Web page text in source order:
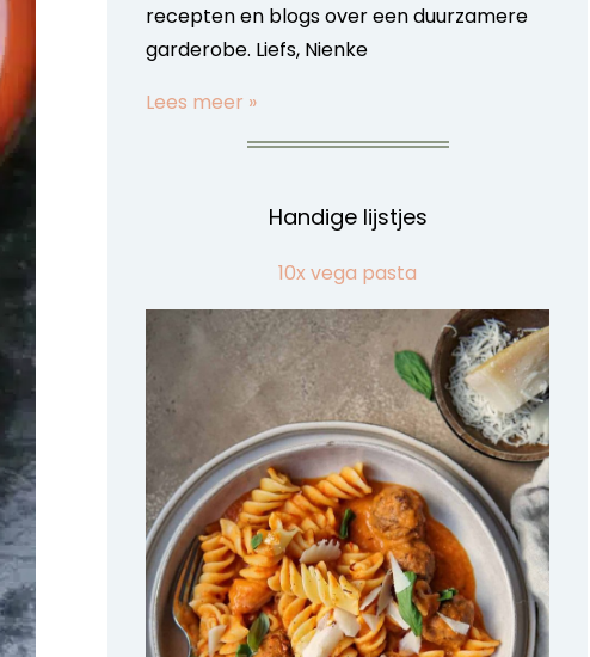
recepten en blogs over een duurzamere
garderobe. Liefs, Nienke
Lees meer »
Handige lijstjes
10x vega pasta